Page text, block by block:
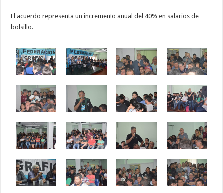
El acuerdo representa un incremento anual del 40% en salarios de
bolsillo.